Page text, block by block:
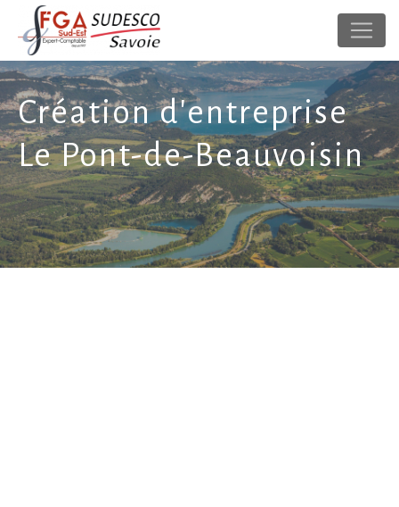
Panneau de gestion des cookies
Création d'entreprise
Le Pont-de-Beauvoisin